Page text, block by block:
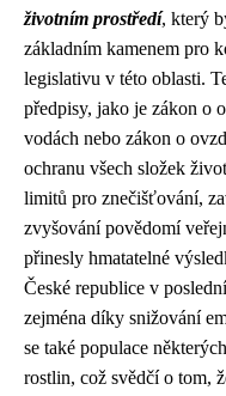
životním prostředí, který
základním kamenem pro
legislativu v této oblasti.
předpisy, jako je zákon o
vodách nebo zákon o
ochranu všech složek
limitů pro znečišťování,
zvyšování povědomí
přinesly hmatatelné
České republice v
zejména díky snižování
se také populace
rostlin, což svědčí o tom,